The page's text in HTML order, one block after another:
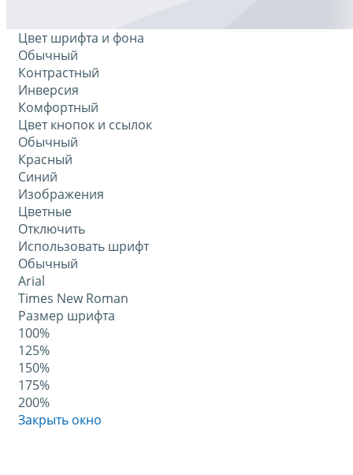
Цвет шрифта и фона
Обычный
Контрастный
Инверсия
Комфортный
Цвет кнопок и ссылок
Обычный
Красный
Синий
Изображения
Цветные
Отключить
Использовать шрифт
Обычный
Arial
Times New Roman
Размер шрифта
100%
125%
150%
175%
200%
Закрыть окно